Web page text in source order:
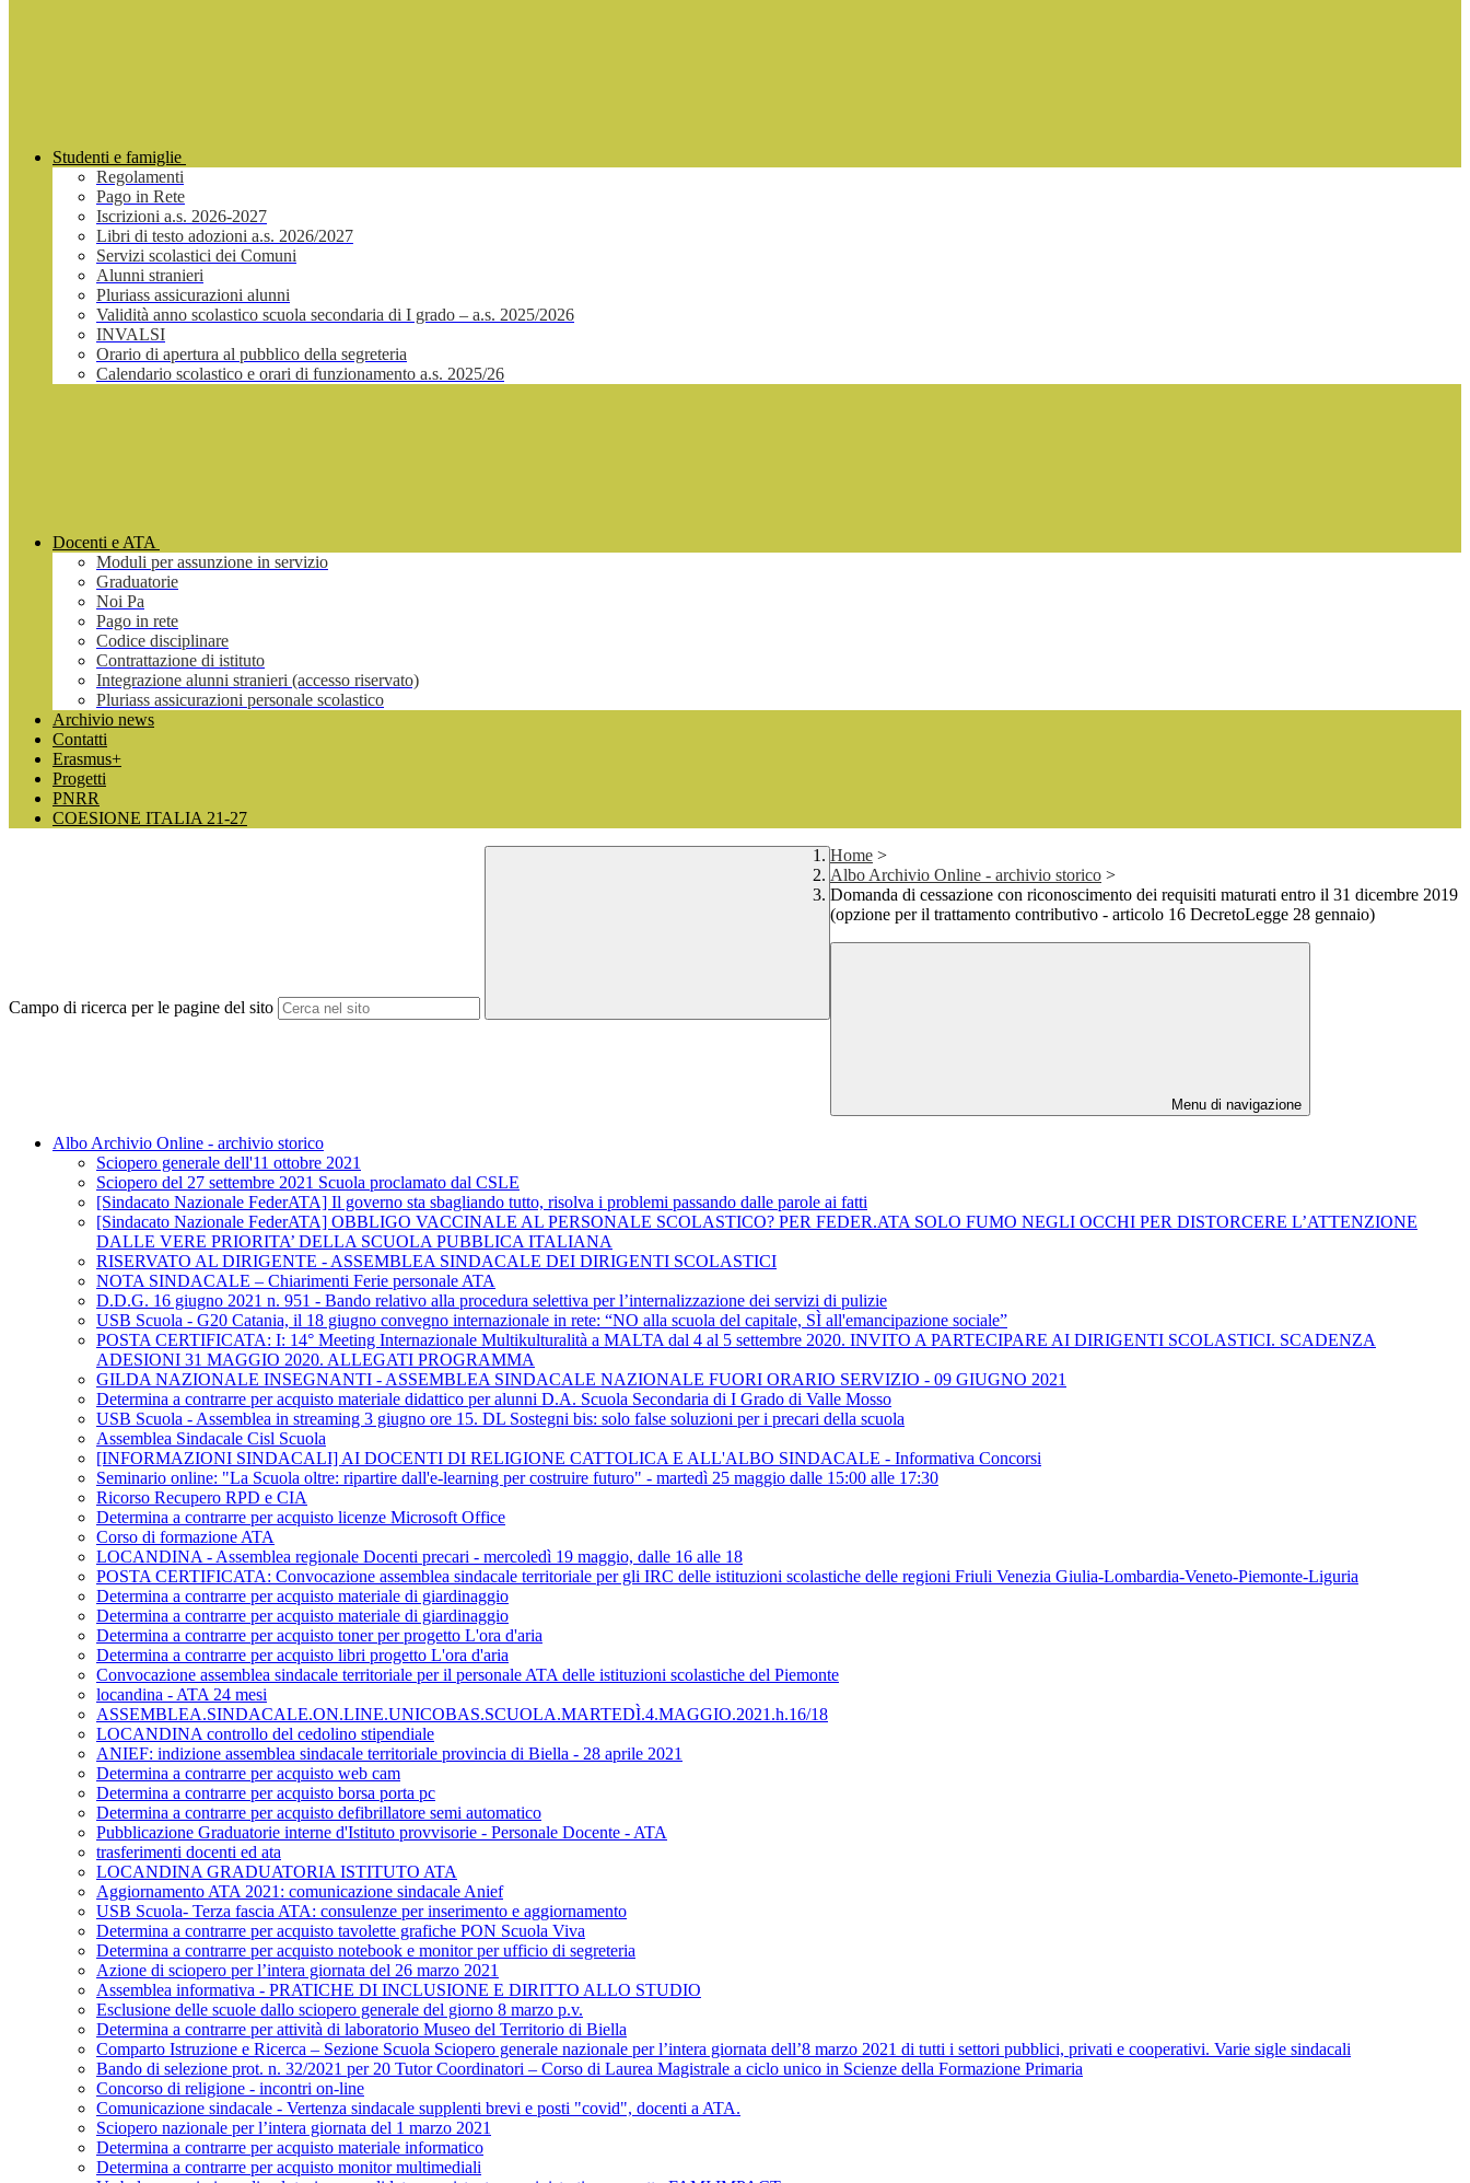
Studenti e famiglie
Regolamenti
Pago in Rete
Iscrizioni a.s. 2026-2027
Libri di testo adozioni a.s. 2026/2027
Servizi scolastici dei Comuni
Alunni stranieri
Pluriass assicurazioni alunni
Validità anno scolastico scuola secondaria di I grado – a.s. 2025/2026
INVALSI
Orario di apertura al pubblico della segreteria
Calendario scolastico e orari di funzionamento a.s. 2025/26
Docenti e ATA
Moduli per assunzione in servizio
Graduatorie
Noi Pa
Pago in rete
Codice disciplinare
Contrattazione di istituto
Integrazione alunni stranieri (accesso riservato)
Pluriass assicurazioni personale scolastico
Archivio news
Contatti
Erasmus+
Progetti
PNRR
COESIONE ITALIA 21-27
Campo di ricerca per le pagine del sito
Home >
Albo Archivio Online - archivio storico >
Domanda di cessazione con riconoscimento dei requisiti maturati entro il 31 dicembre 2019
(opzione per il trattamento contributivo - articolo 16 DecretoLegge 28 gennaio)
Menu di navigazione
Albo Archivio Online - archivio storico
Sciopero generale dell'11 ottobre 2021
Sciopero del 27 settembre 2021 Scuola proclamato dal CSLE
[Sindacato Nazionale FederATA] Il governo sta sbagliando tutto, risolva i problemi passando dalle parole ai fatti
[Sindacato Nazionale FederATA] OBBLIGO VACCINALE AL PERSONALE SCOLASTICO? PER FEDER.ATA SOLO FUMO NEGLI OCCHI PER DISTORCERE L’ATTENZIONE
DALLE VERE PRIORITA’ DELLA SCUOLA PUBBLICA ITALIANA
RISERVATO AL DIRIGENTE - ASSEMBLEA SINDACALE DEI DIRIGENTI SCOLASTICI
NOTA SINDACALE – Chiarimenti Ferie personale ATA
D.D.G. 16 giugno 2021 n. 951 - Bando relativo alla procedura selettiva per l’internalizzazione dei servizi di pulizie
USB Scuola - G20 Catania, il 18 giugno convegno internazionale in rete: “NO alla scuola del capitale, SÌ all'emancipazione sociale”
POSTA CERTIFICATA: I: 14° Meeting Internazionale Multikulturalità a MALTA dal 4 al 5 settembre 2020. INVITO A PARTECIPARE AI DIRIGENTI SCOLASTICI. SCADENZA
ADESIONI 31 MAGGIO 2020. ALLEGATI PROGRAMMA
GILDA NAZIONALE INSEGNANTI - ASSEMBLEA SINDACALE NAZIONALE FUORI ORARIO SERVIZIO - 09 GIUGNO 2021
Determina a contrarre per acquisto materiale didattico per alunni D.A. Scuola Secondaria di I Grado di Valle Mosso
USB Scuola - Assemblea in streaming 3 giugno ore 15. DL Sostegni bis: solo false soluzioni per i precari della scuola
Assemblea Sindacale Cisl Scuola
[INFORMAZIONI SINDACALI] AI DOCENTI DI RELIGIONE CATTOLICA E ALL'ALBO SINDACALE - Informativa Concorsi
Seminario online: "La Scuola oltre: ripartire dall'e-learning per costruire futuro" - martedì 25 maggio dalle 15:00 alle 17:30
Ricorso Recupero RPD e CIA
Determina a contrarre per acquisto licenze Microsoft Office
Corso di formazione ATA
LOCANDINA - Assemblea regionale Docenti precari - mercoledì 19 maggio, dalle 16 alle 18
POSTA CERTIFICATA: Convocazione assemblea sindacale territoriale per gli IRC delle istituzioni scolastiche delle regioni Friuli Venezia Giulia-Lombardia-Veneto-Piemonte-Liguria
Determina a contrarre per acquisto materiale di giardinaggio
Determina a contrarre per acquisto materiale di giardinaggio
Determina a contrarre per acquisto toner per progetto L'ora d'aria
Determina a contrarre per acquisto libri progetto L'ora d'aria
Convocazione assemblea sindacale territoriale per il personale ATA delle istituzioni scolastiche del Piemonte
locandina - ATA 24 mesi
ASSEMBLEA.SINDACALE.ON.LINE.UNICOBAS.SCUOLA.MARTEDÌ.4.MAGGIO.2021.h.16/18
LOCANDINA controllo del cedolino stipendiale
ANIEF: indizione assemblea sindacale territoriale provincia di Biella - 28 aprile 2021
Determina a contrarre per acquisto web cam
Determina a contrarre per acquisto borsa porta pc
Determina a contrarre per acquisto defibrillatore semi automatico
Pubblicazione Graduatorie interne d'Istituto provvisorie - Personale Docente - ATA
trasferimenti docenti ed ata
LOCANDINA GRADUATORIA ISTITUTO ATA
Aggiornamento ATA 2021: comunicazione sindacale Anief
USB Scuola- Terza fascia ATA: consulenze per inserimento e aggiornamento
Determina a contrarre per acquisto tavolette grafiche PON Scuola Viva
Determina a contrarre per acquisto notebook e monitor per ufficio di segreteria
Azione di sciopero per l’intera giornata del 26 marzo 2021
Assemblea informativa - PRATICHE DI INCLUSIONE E DIRITTO ALLO STUDIO
Esclusione delle scuole dallo sciopero generale del giorno 8 marzo p.v.
Determina a contrarre per attività di laboratorio Museo del Territorio di Biella
Comparto Istruzione e Ricerca – Sezione Scuola Sciopero generale nazionale per l’intera giornata dell’8 marzo 2021 di tutti i settori pubblici, privati e cooperativi. Varie sigle sindacali
Bando di selezione prot. n. 32/2021 per 20 Tutor Coordinatori – Corso di Laurea Magistrale a ciclo unico in Scienze della Formazione Primaria
Concorso di religione - incontri on-line
Comunicazione sindacale - Vertenza sindacale supplenti brevi e posti "covid", docenti a ATA.
Sciopero nazionale per l’intera giornata del 1 marzo 2021
Determina a contrarre per acquisto materiale informatico
Determina a contrarre per acquisto monitor multimediali